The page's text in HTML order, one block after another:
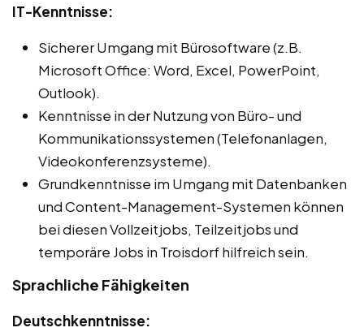
IT-Kenntnisse:
Sicherer Umgang mit Bürosoftware (z.B.
Microsoft Office: Word, Excel, PowerPoint,
Outlook).
Kenntnisse in der Nutzung von Büro- und
Kommunikationssystemen (Telefonanlagen,
Videokonferenzsysteme).
Grundkenntnisse im Umgang mit Datenbanken
und Content-Management-Systemen können
bei diesen Vollzeitjobs, Teilzeitjobs und
temporäre Jobs in Troisdorf hilfreich sein.
Sprachliche Fähigkeiten
Deutschkenntnisse: